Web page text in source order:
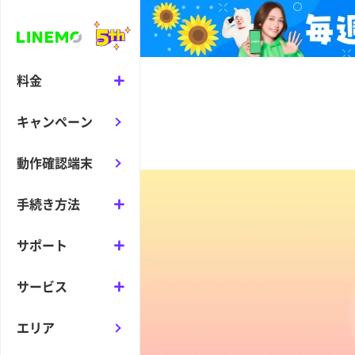
料金
キャンペーン
動作確認端末
手続き方法
サポート
サービス
エリア